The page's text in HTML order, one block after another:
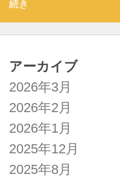
続き
アーカイブ
2026年3月
2026年2月
2026年1月
2025年12月
2025年8月